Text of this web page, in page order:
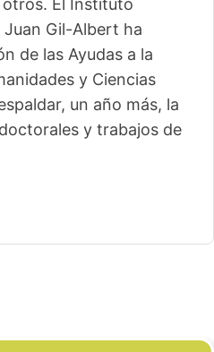
El Instituto
Gil-Albert ha
de las Ayudas a la
y Ciencias
un año más, la
y trabajos de